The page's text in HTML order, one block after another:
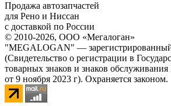
Продажа автозапчастей
для Рено и Ниссан
с доставкой по России
© 2010-2026, ООО «Мегалоган»
"MEGALOGAN" —
(Свидетельство о регистрации в
товарных знаков и знаков
от 9 ноября 2023 г). Охраняется законом.